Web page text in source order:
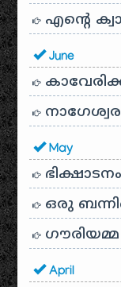
എന്റെ
June
നാഗേശ്വര
May
ഭിക്ഷാടനം
ഒരു
ഗൗരിയമ്മ
April